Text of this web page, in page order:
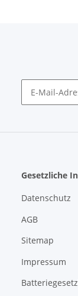
Gesetzliche
Datenschutz
AGB
Sitemap
Impressum